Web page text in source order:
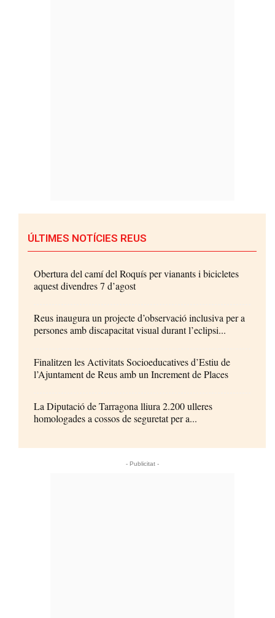
ÚLTIMES NOTÍCIES REUS
Obertura del camí del Roquís per vianants i bicicletes
aquest divendres 7 d’agost
Reus inaugura un projecte d’observació inclusiva per a
persones amb discapacitat visual durant l’eclipsi...
Finalitzen les Activitats Socioeducatives d’Estiu de
l’Ajuntament de Reus amb un Increment de Places
La Diputació de Tarragona lliura 2.200 ulleres
homologades a cossos de seguretat per a...
- Publicitat -